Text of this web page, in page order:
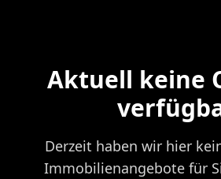
Aktuell keine
Derzeit haben wir hier
Immobilienangebote für